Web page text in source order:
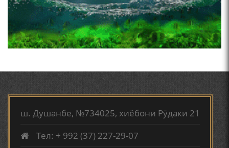
ТАРЧУМАИ ХОЛ/MIRZO
СЕҲРИ СУХАН ВА ҚУДРАТИ БАЁНИ УСТОД АЙНӢ
ВА АДАБИЁТИ БА НОМИ РӮДАКИИ АМИТ
КИРОМИ БУХОРӢ ШОИРИ ИНСОНДӮСТ УСМОНОВА
ГУЛБАҲОР.
ТАҶАССУМИ ҲАСБИ ҲОЛ ДАР ҒАЗАЛИЁТИ КИРОМИ
ш. Душанбе, №734025, хиёбони Рӯдаки 21
Тел: + 992 (37) 227-29-07